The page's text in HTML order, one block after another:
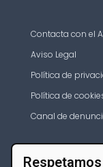
Contacta con el
Aviso Legal
Política de
Política de
Canal de